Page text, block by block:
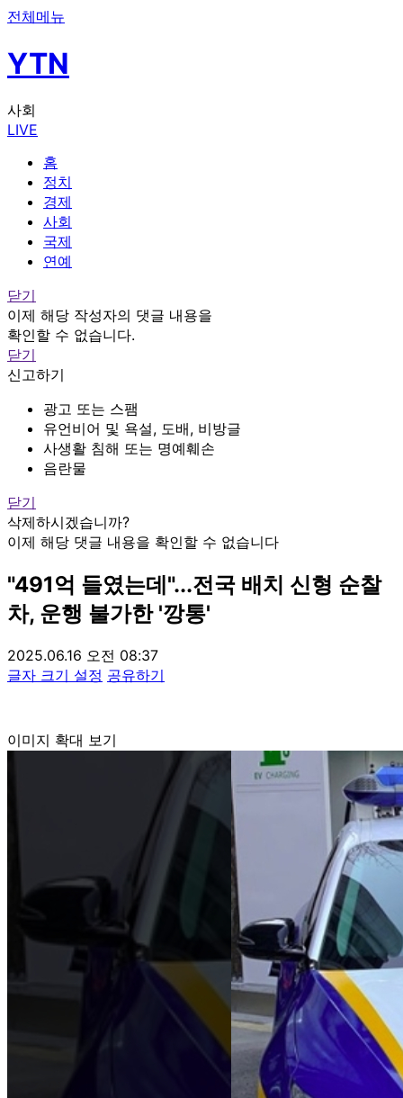
전체메뉴
YTN
사회
LIVE
홈
정치
경제
사회
국제
연예
닫기
이제 해당 작성자의 댓글 내용을
확인할 수 없습니다.
닫기
신고하기
광고 또는 스팸
유언비어 및 욕설, 도배, 비방글
사생활 침해 또는 명예훼손
음란물
닫기
삭제하시겠습니까?
이제 해당 댓글 내용을 확인할 수 없습니다
"491억 들였는데"...전국 배치 신형 순찰
차, 운행 불가한 '깡통'
2025.06.16 오전 08:37
글자 크기 설정 공유하기
이미지 확대 보기